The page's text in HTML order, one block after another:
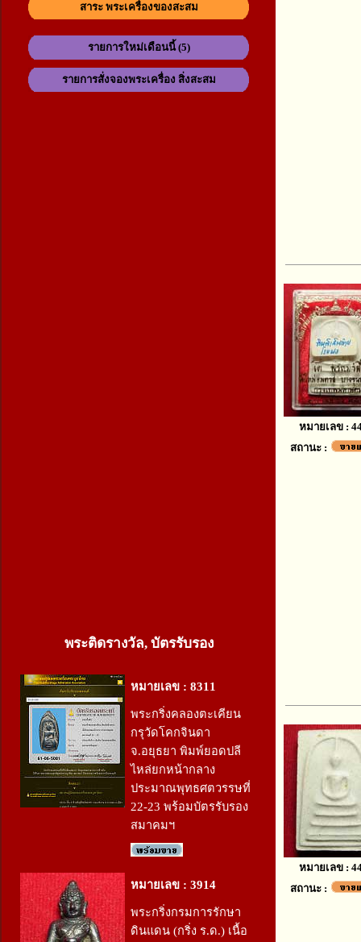
สาระ พระเครื่องของสะสม
รายการใหม่เดือนนี้ (5)
รายการสั่งจองพระเครื่อง สิ่งสะสม
พระติดรางวัล, บัตรรับรอง
หมายเลข : 8311
พระกริ่งคลองตะเคียน
กรุวัดโคกจินดา
จ.อยุธยา พิมพ์ยอดปลี
ไหล่ยกหน้ากลาง
ประมาณพุทธศตวรรษที่
22-23 พร้อมบัตรรับรอง
สมาคมฯ
หมายเลข : 3914
พระกริ่งกรมการรักษา
ดินแดน (กริ่ง ร.ด.) เนื้อ
หมายเลข :
สถานะ :
หมายเลข :
สถานะ :